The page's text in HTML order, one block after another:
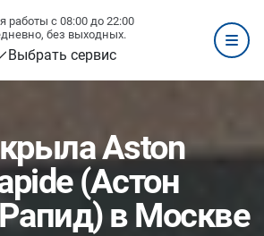
работы с 08:00 до 22:00
без выходных.
Выбрать сервис
Aston
(Астон
в Москве